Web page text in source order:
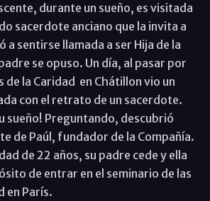
durante un sueño, es visitada
sacerdote anciano que la invita a
a sentirse llamada a ser Hija de la
se opuso. Un día, al pasar por
de la Caridad en Chátillon vio un
con el retrato de un sacerdote.
sueño! Preguntando, descubrió
de Paúl, fundador de la Compañía.
de 22 años, su padre cede y ella
de entrar en el seminario de las
en París.